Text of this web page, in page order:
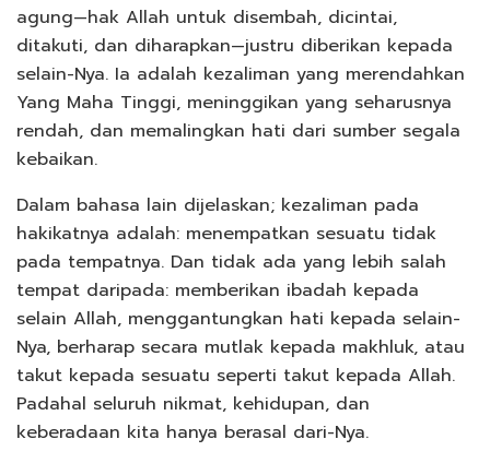
agung—hak Allah untuk disembah, dicintai,
ditakuti, dan diharapkan—justru diberikan kepada
selain-Nya. Ia adalah kezaliman yang merendahkan
Yang Maha Tinggi, meninggikan yang seharusnya
rendah, dan memalingkan hati dari sumber segala
kebaikan.
Dalam bahasa lain dijelaskan; kezaliman pada
hakikatnya adalah: menempatkan sesuatu tidak
pada tempatnya. Dan tidak ada yang lebih salah
tempat daripada: memberikan ibadah kepada
selain Allah, menggantungkan hati kepada selain-
Nya, berharap secara mutlak kepada makhluk, atau
takut kepada sesuatu seperti takut kepada Allah.
Padahal seluruh nikmat, kehidupan, dan
keberadaan kita hanya berasal dari-Nya.